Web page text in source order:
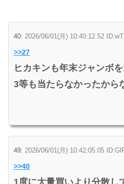
40: 2026/06/01(月) 10:40:12.52
>>27
ヒカキンも年末ジャンボ
3等も当たらなかったから
49: 2026/06/01(月) 10:42:05.05
>>40
1度に大量買いより分散し